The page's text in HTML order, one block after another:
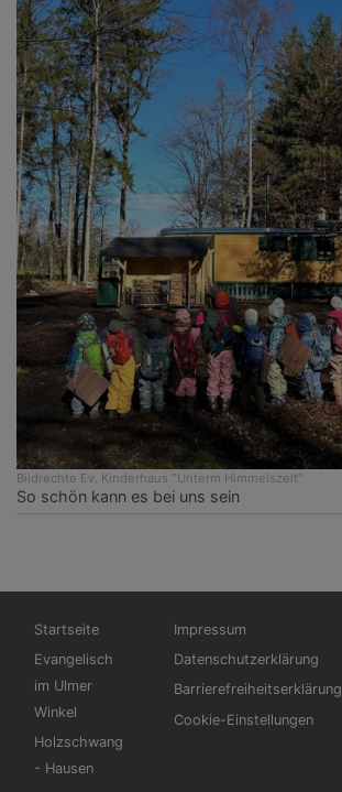
Bildrechte Ev. Kinderhaus "Unterm Himmelszelt"
So schön kann es bei uns sein
Hauptnavigation
Startseite
Evangelisch
im Ulmer
Winkel
Holzschwang
- Hausen
Fußbereichsmenü
Impressum
Datenschutzerklärung
Barrierefreiheitserklärung
Cookie-Einstellungen